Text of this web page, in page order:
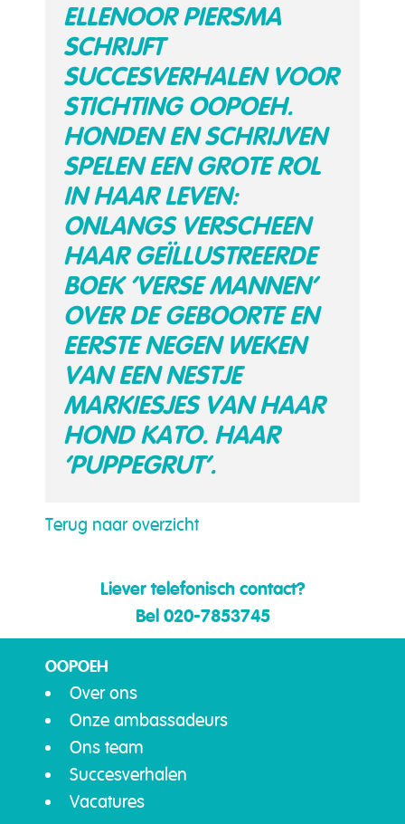
ELLENOOR PIERSMA
SCHRIJFT
SUCCESVERHALEN VOOR
STICHTING OOPOEH.
HONDEN EN SCHRIJVEN
SPELEN EEN GROTE ROL
IN HAAR LEVEN:
ONLANGS VERSCHEEN
HAAR GEÏLLUSTREERDE
BOEK ‘VERSE MANNEN‘
OVER DE GEBOORTE EN
EERSTE NEGEN WEKEN
VAN EEN NESTJE
MARKIESJES VAN HAAR
HOND KATO. HAAR
‘PUPPEGRUT’.
Terug naar overzicht
Liever telefonisch contact?
Bel 020-7853745
OOPOEH
Over ons
Onze ambassadeurs
Ons team
Succesverhalen
Vacatures